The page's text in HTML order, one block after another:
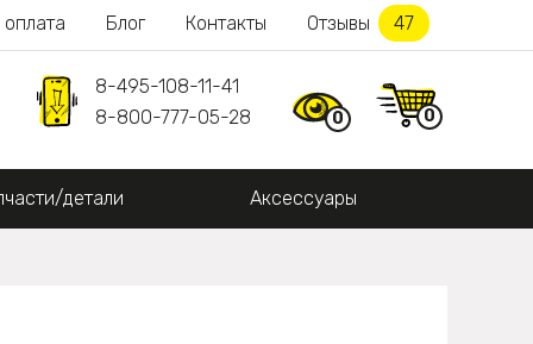
Блог Контакты Отзывы 47
8-495-108-11-41
8-800-777-05-28
0 0
детали Аксессуары